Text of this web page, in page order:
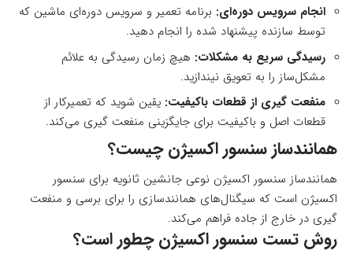
انجام سرویس دوره‌ای: برنامه تعمیر و سرویس دوره‌ای ماشین که
توسط سازنده پیشنهاد شده را انجام دهید.
رسیدگی سریع به مشکلات: هیچ زمان رسیدگی به علائم
مشکل‌ساز را به تعویق نیندازید.
منفعت گیری از قطعات باکیفیت: یقین شوید که تعمیرکار از
قطعات اصل و باکیفیت برای جایگزینی منفعت گیری می‌کند.
همانند‌ساز سنسور اکسیژن چیست؟
همانند‌ساز سنسور اکسیژن نوعی جانشین ثانویه برای سنسور
اکسیژن است که سیگنال‌های همانند‌سازی را برای برسی و منفعت
گیری در خارج از جاده فراهم می‌کند.
روش تست سنسور اکسیژن چطور است؟